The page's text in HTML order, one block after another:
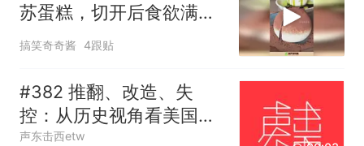
苏蛋糕，切开后食欲满
满！
搞笑奇奇酱 4跟贴
#382 推翻、改造、失
控：从历史视角看美国的
中东介入和事与愿违
声东击西etw